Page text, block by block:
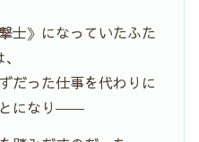
士》になっていたふた
だった仕事を代わりに
とになり――